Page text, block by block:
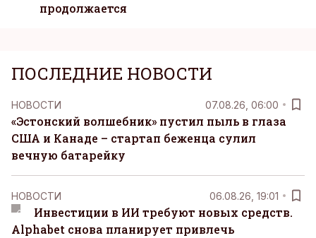
продолжается
ПОСЛЕДНИЕ НОВОСТИ
НОВОСТИ 07.08.26, 06:00
«Эстонский волшебник» пустил пыль в глаза
США и Канаде – стартап беженца сулил
вечную батарейку
НОВОСТИ 06.08.26, 19:01
Инвестиции в ИИ требуют новых средств.
Alphabet снова планирует привлечь